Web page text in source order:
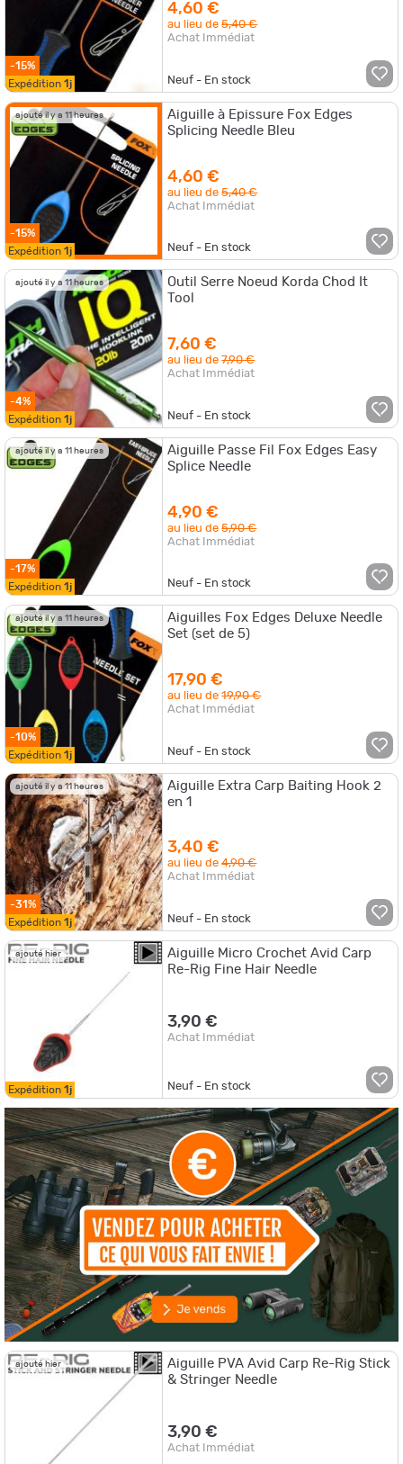
-15%
Expédition 1j
4,60 €
au lieu de5,40 €
Achat Immédiat
Neuf - En stock
ajouté il y a 11 heures
-15%
Expédition 1j
Aiguille à Epissure Fox Edges
Splicing Needle Bleu
4,60 €
au lieu de5,40 €
Achat Immédiat
Neuf - En stock
ajouté il y a 11 heures
-4%
Expédition 1j
Outil Serre Noeud Korda Chod It
Tool
7,60 €
au lieu de7,90 €
Achat Immédiat
Neuf - En stock
ajouté il y a 11 heures
-17%
Expédition 1j
Aiguille Passe Fil Fox Edges Easy
Splice Needle
4,90 €
au lieu de5,90 €
Achat Immédiat
Neuf - En stock
ajouté il y a 11 heures
-10%
Expédition 1j
Aiguilles Fox Edges Deluxe Needle
Set (set de 5)
17,90 €
au lieu de19,90 €
Achat Immédiat
Neuf - En stock
ajouté il y a 11 heures
-31%
Expédition 1j
Aiguille Extra Carp Baiting Hook 2
en 1
3,40 €
au lieu de4,90 €
Achat Immédiat
Neuf - En stock
ajouté hier
Expédition 1j
Aiguille Micro Crochet Avid Carp
Re-Rig Fine Hair Needle
3,90 €
Achat Immédiat
Neuf - En stock
ajouté hier
Aiguille PVA Avid Carp Re-Rig Stick
& Stringer Needle
3,90 €
Achat Immédiat